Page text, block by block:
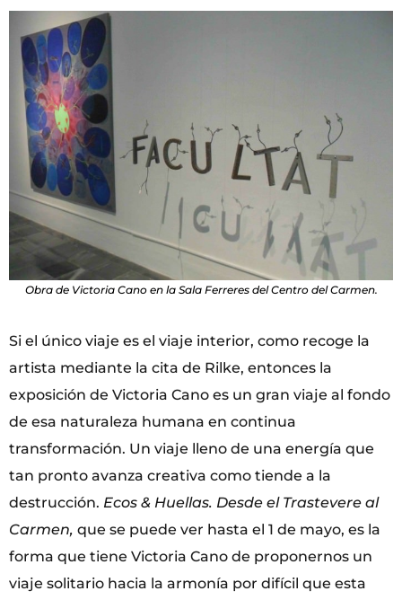
Obra de Victoria Cano en la Sala Ferreres del Centro del Carmen.
Si el único viaje es el viaje interior, como recoge la
artista mediante la cita de Rilke, entonces la
exposición de Victoria Cano es un gran viaje al fondo
de esa naturaleza humana en continua
transformación. Un viaje lleno de una energía que
tan pronto avanza creativa como tiende a la
destrucción. Ecos & Huellas. Desde el Trastevere al
Carmen, que se puede ver hasta el 1 de mayo, es la
forma que tiene Victoria Cano de proponernos un
viaje solitario hacia la armonía por difícil que esta